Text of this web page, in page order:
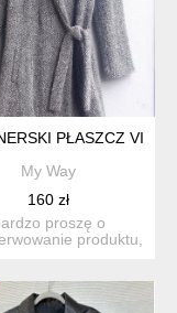
PŁASZCZ
My Way
160 zł
proszę o
produktu,